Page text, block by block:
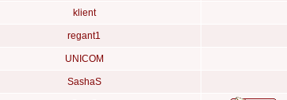
klient
regant1
UNICOM
SashaS